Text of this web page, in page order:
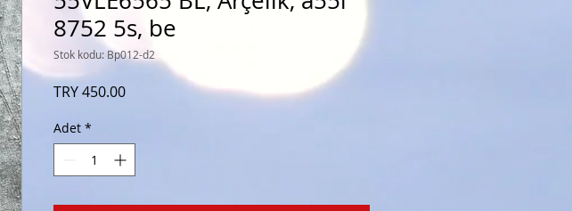
8752 5s, be
Stok kodu: Bp012-d2
TRY 450.00Fiyat
Adet *